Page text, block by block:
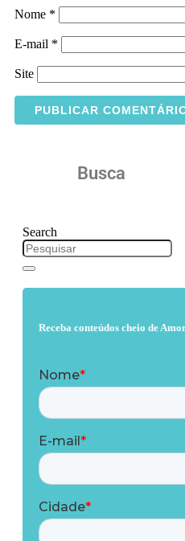
Nome *
E-mail *
Site
Busca
Search
Receba conteúdos cheio de